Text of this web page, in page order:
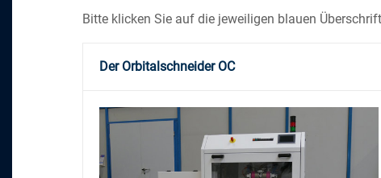
Bitte klicken Sie auf die jeweiligen blauen
Der Orbitalschneider OC